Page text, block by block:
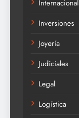
Internacional
Inversiones
Joyería
Judiciales
Legal
Logística